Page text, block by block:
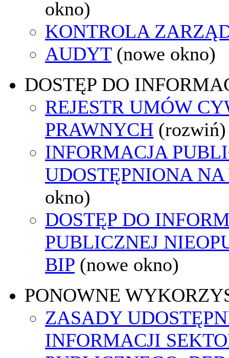
okno)
KONTROLA
AUDYT (nowe okno)
DOSTĘP DO
REJESTR UMÓW
PRAWNYCH (rozwiń)
INFORMACJA
UDOSTĘPNIONA
okno)
DOSTĘP DO
PUBLICZNEJ
BIP (nowe okno)
PONOWNE
ZASADY
INFORMACJI